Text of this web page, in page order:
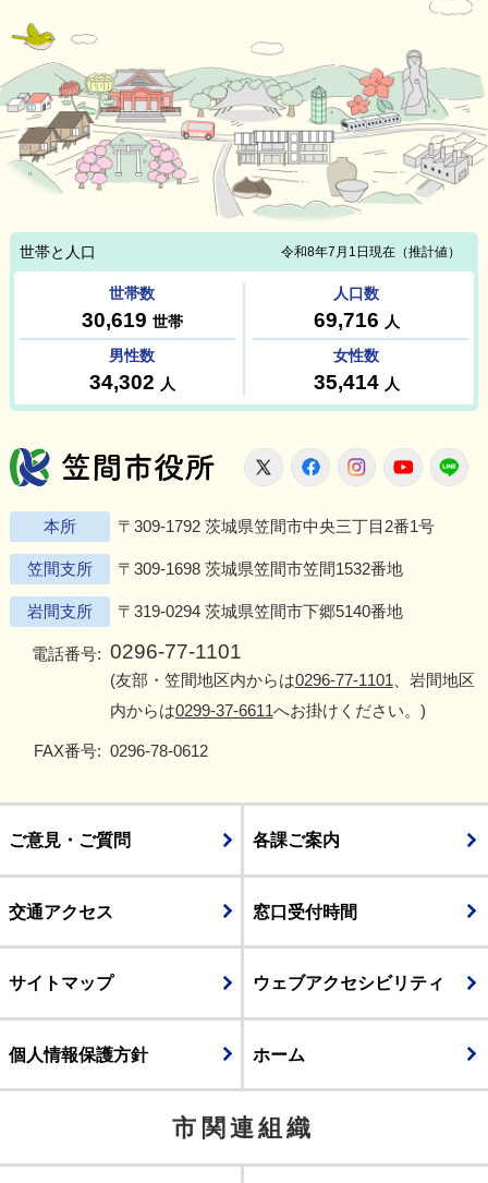
笠間市役所
X FacebookInstagram
本所 〒309-1792 茨城県笠間市中央三丁目2番1号
笠間支所 〒309-1698 茨城県笠間市笠間1532番地
岩間支所 〒319-0294 茨城県笠間市下郷5140番地
電話番号: 0296-77-1101
(友部・笠間地区内からは0296-77-1101 、岩間地区
内からは0299-37-6611へお掛けください。)
FAX番号: 0296-78-0612
ご意見・ご質問 各課ご案内
交通アクセス 窓口受付時間
サイトマップ ウェブアクセシビリティ
個人情報保護方針 ホーム
市関連組織